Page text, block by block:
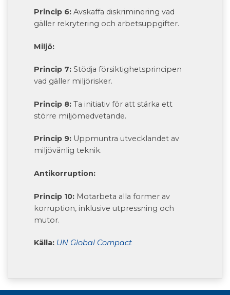
Princip 6: Avskaffa diskriminering vad
gäller rekrytering och arbetsuppgifter.
Miljö:
Princip 7: Stödja försiktighetsprincipen
vad gäller miljörisker.
Princip 8: Ta initiativ för att stärka ett
större miljömedvetande.
Princip 9: Uppmuntra utvecklandet av
miljövänlig teknik.
Antikorruption:
Princip 10: Motarbeta alla former av
korruption, inklusive utpressning och
mutor.
Källa: UN Global Compact